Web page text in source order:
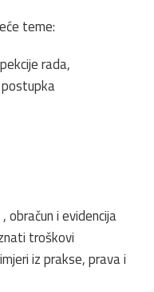
teme:
rada,
obračun i evidencija
troškovi
iz prakse, prava i